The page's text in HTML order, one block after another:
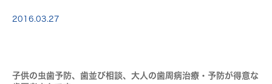
屋）でも感じたことですが、 歯科全体がそちらの […]
2016.03.27
子供の虫歯予防、歯並び相談、大人の歯周病治療・予防が得意な